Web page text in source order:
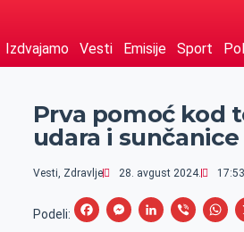
Izdvajamo Vesti Emisije Sport
Prva pomoć kod
udara i sunčanice
Vesti, Zdravlje 28. avgust 2024. 17:53
Podeli:
F
M
L
V
W